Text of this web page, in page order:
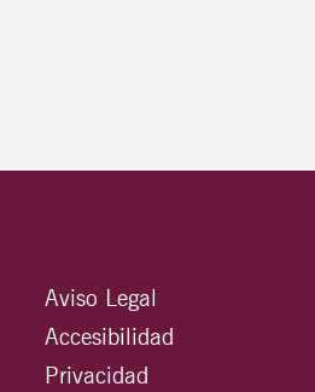
Aviso Legal
Accesibilidad
Privacidad